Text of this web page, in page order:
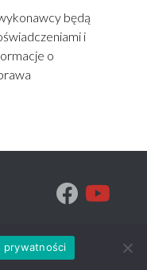
będą
i
o
prywatności